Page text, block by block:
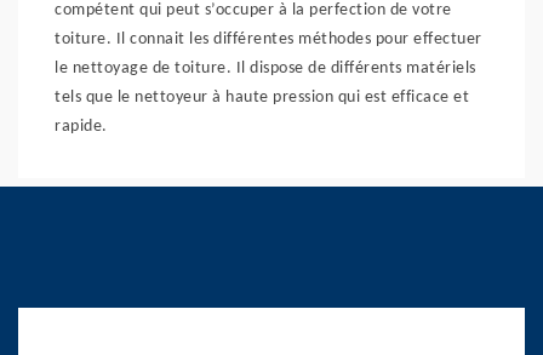
compétent qui peut s’occuper à la perfection de votre
toiture. Il connait les différentes méthodes pour effectuer
le nettoyage de toiture. Il dispose de différents matériels
tels que le nettoyeur à haute pression qui est efficace et
rapide.